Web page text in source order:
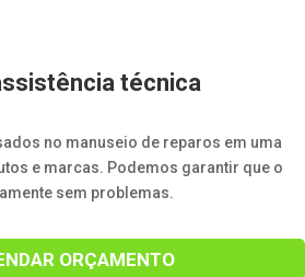
técnica
​​no manuseio de reparos em uma
e marcas. Podemos garantir que o
sem problemas.
ORÇAMENTO